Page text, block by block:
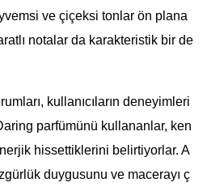
ve çiçeksi tonlar ön plana
notalar da karakteristik bir de
kullanıcıların deneyimleri
parfümünü kullananlar, ken
hissettiklerini belirtiyorlar. A
duygusunu ve macerayı ç